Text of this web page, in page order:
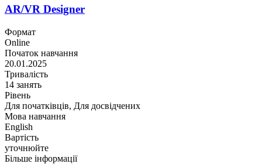
AR/VR Designer
Формат
Online
Початок навчання
20.01.2025
Тривалість
14 занять
Рівень
Для початківців, Для досвідчених
Мова навчання
English
Вартість
уточнюйте
Більше інформації